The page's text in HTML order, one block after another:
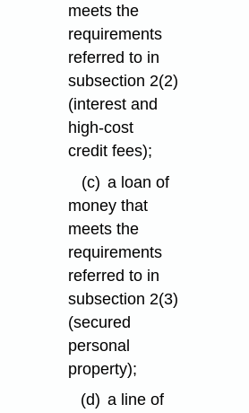
meets the
requirements
referred to in
subsection 2(2)
(interest and
high-cost
credit fees);
(c) a loan of
money that
meets the
requirements
referred to in
subsection 2(3)
(secured
personal
property);
(d) a line of